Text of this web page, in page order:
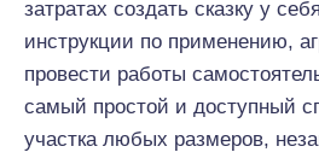
затратах создать сказку у
инструкции по применению,
провести работы
самый простой и доступный
участка любых размеров,